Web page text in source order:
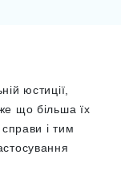
юстиції,
що більша їх
і тим